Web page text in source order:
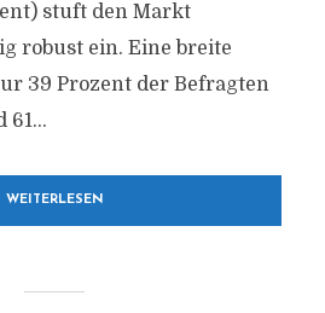
stuft den Markt
robust ein. Eine breite
39 Prozent der Befragten
61...
WEITERLESEN